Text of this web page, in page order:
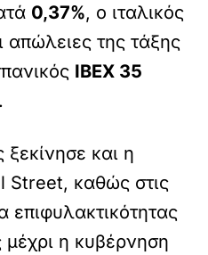
0,37%, ο ιταλικός
απώλειες της τάξης
IBEX 35
.
και η
Street, καθώς στις
επιφυλακτικότητας
η κυβέρνηση